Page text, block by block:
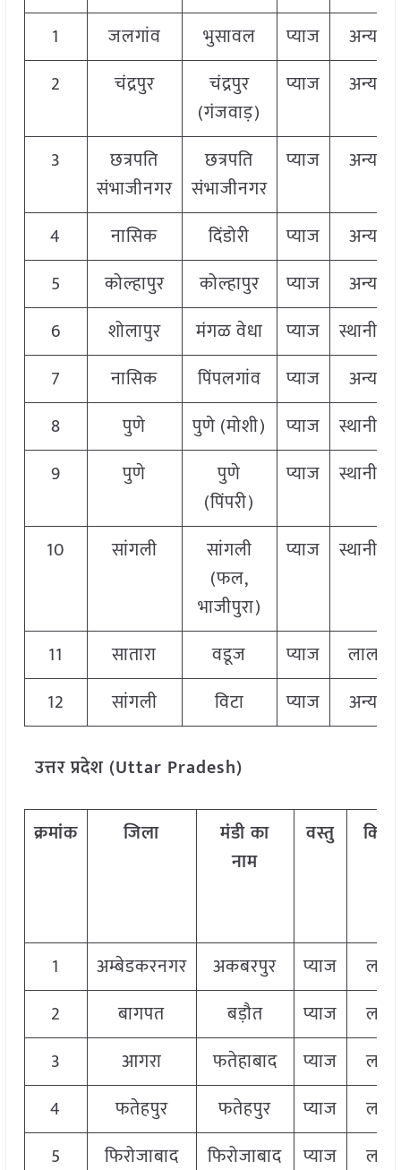
1 जलगांव भुसावल प्याज
अन्य
2
चंद्रपुर
चंद्रपुर
(गंजवाड़)
प्याज अन्य
3
छत्रपति
संभाजीनगर
छत्रपति
संभाजीनगर
प्याज अन्य
4 नासिक दिंडोरी प्याज
अन्य
5
कोल्हापुर कोल्हापुर प्याज
अन्य
6
शोलापुर मंगळ वेधा प्याज
स्थानीय
7
नासिक पिंपलगांव प्याज
अन्य
8
पुणे पुणे (मोशी) प्याज
स्थानीय
9
पुणे
पुणे
(पिंपरी)
प्याज स्थानीय
10 सांगली
सांगली
(फल,
भाजीपुरा)
प्याज स्थानीय
11 सातारा वडूज प्याज
लाल
12
सांगली विटा प्याज अन्य
उत्तर प्रदेश (Uttar Pradesh)
क्रमांक जिला
मंडी का
नाम
वस्तु किस्म
1 अम्बेडकरनगर अकबरपुर प्याज
लाल
2
बागपत बड़ौत प्याज
लाल
3
आगरा फतेहाबाद प्याज
लाल
4
फतेहपुर फतेहपुर प्याज
लाल
5
फिरोजाबाद फिरोजाबाद प्याज
लाल